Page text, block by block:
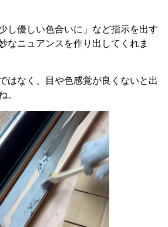
し優しい色合いに」など指示を出す
なニュアンスを作り出してくれま
はなく、目や色感覚が良くないと出
。